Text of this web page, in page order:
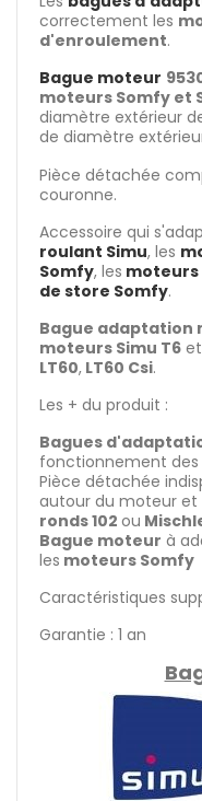
correctement les
d'enroulement.
Bague moteur
moteurs Somfy et
diamètre extérieur
de diamètre
Pièce détachée
couronne.
Accessoire qui
roulant Simu, les
Somfy, les moteurs
de store Somfy.
Bague adaptation
moteurs Simu T6 et
LT60, LT60 Csi.
Les + du produit :
Bagues
fonctionnement
Pièce détachée
autour du moteur et
ronds 102 ou
Bague moteur à
les moteurs Somfy
Caractéristiques
Garantie : 1 an